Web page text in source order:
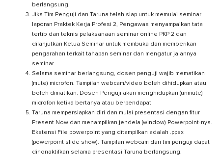
berlangsung.
Jika Tim Penguji dan Taruna telah siap untuk memulai seminar
laporan Praktek Kerja Profesi 2, Pengawas menyampaikan tata
tertib dan teknis pelaksanaan seminar online PKP 2 dan
dilanjutkan Ketua Seminar untuk membuka dan memberikan
pengarahan terkait tahapan seminar dan mengatur jalannya
seminar.
Selama seminar berlangsung, dosen penguji wajib mematikan
(mute) microfon. Tampilan webcam/video boleh dihidupkan atau
boleh dimatikan. Dosen Penguji akan menghidupkan (unmute)
microfon ketika bertanya atau berpendapat
Taruna mempersiapkan diri dan mulai presentasi dengan fitur
Present Now dan menampilkan jendela (window) Powerpoint-nya.
Ekstensi File powerpoint yang ditampilkan adalah .ppsx
(powerpoint slide show). Tampilan webcam dari tim penguji dapat
dinonaktifkan selama presentasi Taruna berlangsung.